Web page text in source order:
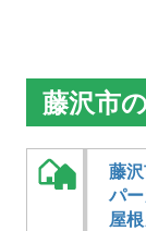
藤沢市
藤
パ
屋